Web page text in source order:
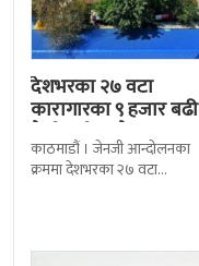
देशभरका २७ वटा
कारागारका ९ हजार बढी
कैदीबन्दी अझै फरार
काठमाडौं । जेनजी आन्दोलनका
क्रममा देशभरका २७ वटा